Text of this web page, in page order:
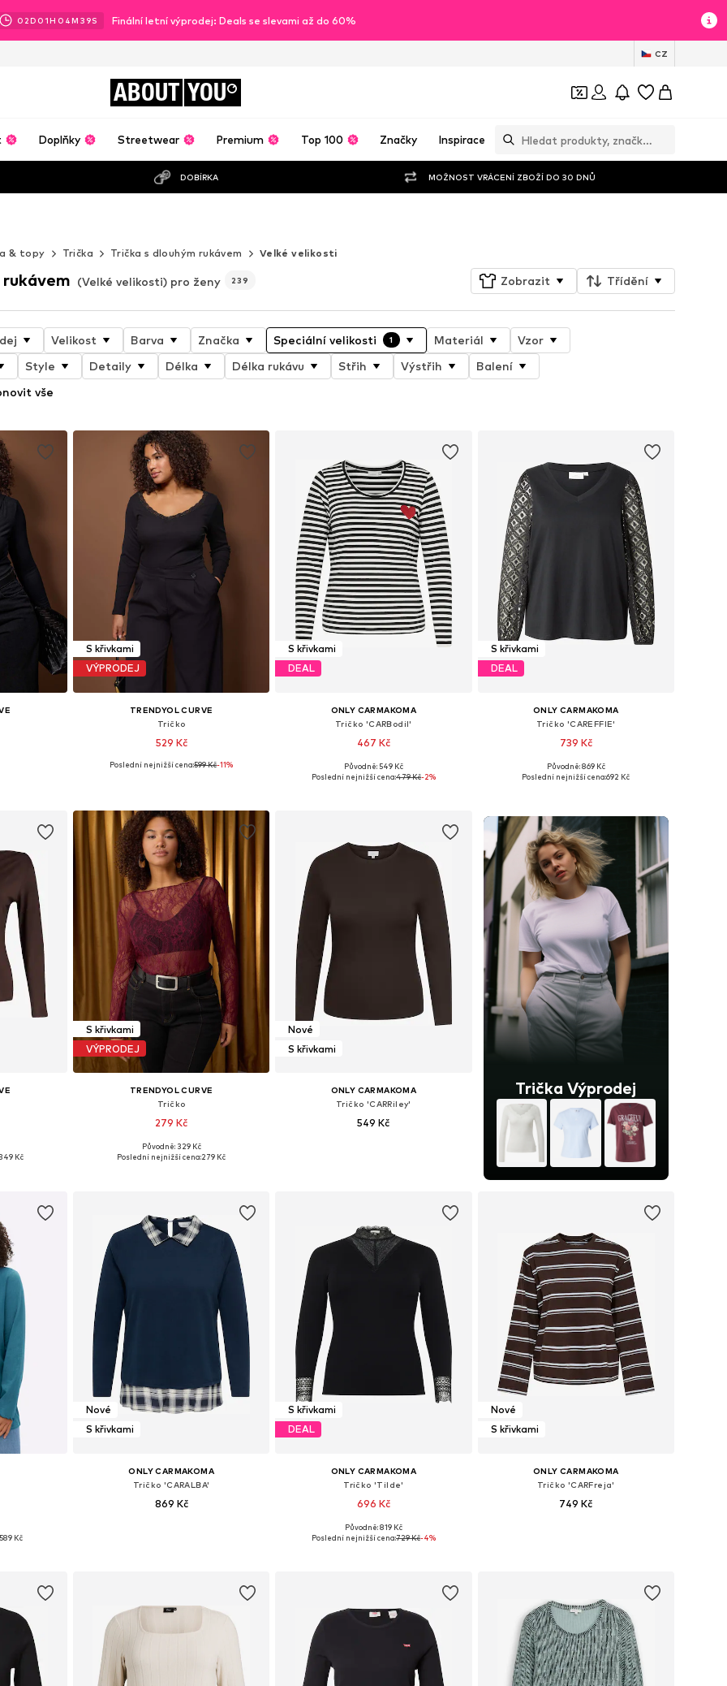
02D 01H 04M 37S Finální letní výprodej: Deals se slevami až do 60%
CZ
ABOUT YOU
Doplňky Streetwear Premium Top 100 Značky Inspirace
DOBÍRKA MOŽNOST VRÁCENÍ ZBOŽÍ DO 30 DNŮ
& topy
Trička Trička s dlouhým rukávem Velké velikosti
(Velké velikosti) pro ženy 239 Zobrazit Třídění
Velikost Barva Značka Speciální velikosti 1 Materiál
Vzor
Style
Detaily Délka Délka rukávu Střih Výstřih
Balení
vše
S křivkami
VÝPRODEJ
TRENDYOL CURVE
Tričko
529 Kč
Dostupné velikosti: XL, XXL, XXXL, 4XL
Poslední nejnižší cena:599 Kč-11%
S křivkami
DEAL
ONLY CARMAKOMA
Tričko 'CARBodil'
467 Kč
Dostupné velikosti: XXL, 4XL, 6XL, 7XL
Původně: 549 Kč
Poslední nejnižší cena:479 Kč-2%
S křivkami
DEAL
ONLY CARMAKOMA
Tričko 'CAREFFIE'
739 Kč
Dostupné velikosti: XXL, 4XL, 6XL, 7XL
Původně: 869 Kč
Poslední nejnižší cena:692 Kč
Kč
S křivkami
VÝPRODEJ
TRENDYOL CURVE
Tričko
279 Kč
Původně: 329 Kč
Poslední nejnižší cena:279 Kč
Nové
S křivkami
ONLY CARMAKOMA
Tričko 'CARRiley'
549 Kč
Trička Výprodej
589 Kč
Nové
S křivkami
ONLY CARMAKOMA
Tričko 'CARALBA'
869 Kč
S křivkami
DEAL
ONLY CARMAKOMA
Tričko 'Tilde'
696 Kč
Původně: 819 Kč
Poslední nejnižší cena:729 Kč-4%
Nové
S křivkami
ONLY CARMAKOMA
Tričko 'CARFreja'
749 Kč